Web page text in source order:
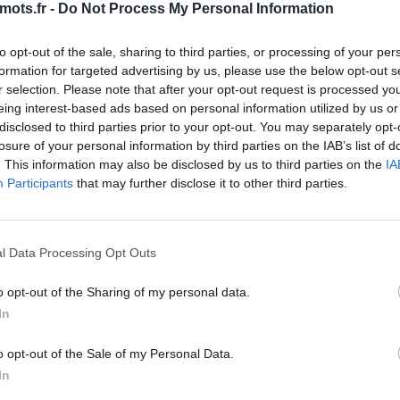
- Do Not Process My Personal Information
opt-out of the sale, sharing to third parties, or processing of your
for targeted advertising by us, please use the below opt-out
selection. Please note that after your opt-out request is processed
interest-based ads based on personal information utilized by us
to third parties prior to your opt-out. You may separately
of your personal information by third parties on the IAB’s list of
This information may also be disclosed by us to third parties on the
Participants that may further disclose it to other third parties.
Data Processing Opt Outs
opt-out of the Sharing of my personal data.
opt-out of the Sale of my Personal Data.
quotidiens de Maître des Mots. Les développeurs du
jour ! Cela signifie plus de plaisir pour nous tous,
ici, il y a de fortes chances que vous recherchiez Maître
a créé cette page et la mettra à jour tous les jours
d'ajouter cette page à vos signets afin que
lettres. Entrez toutes les